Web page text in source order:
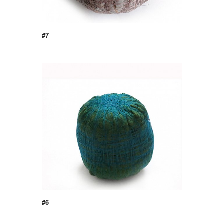
#7
#6